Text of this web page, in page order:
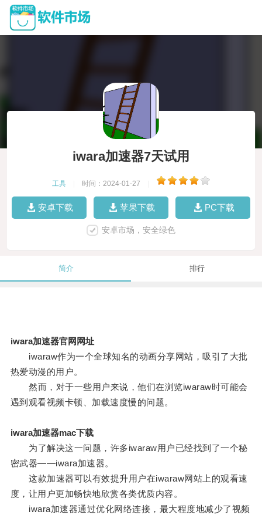
iwara加速器7天试用
工具 时间：2024-01-27
安卓下载 苹果下载 PC下载
安卓市场，安全绿色
简介 排行
iwara加速器官网网址
iwaraw作为一个全球知名的动画分享网站，吸引了大批
热爱动漫的用户。
然而，对于一些用户来说，他们在浏览iwaraw时可能会
遇到观看视频卡顿、加载速度慢的问题。
iwara加速器mac下载
为了解决这一问题，许多iwaraw用户已经找到了一个秘
密武器——iwara加速器。
这款加速器可以有效提升用户在iwaraw网站上的观看速
度，让用户更加畅快地欣赏各类优质内容。
iwara加速器通过优化网络连接，最大程度地减少了视频